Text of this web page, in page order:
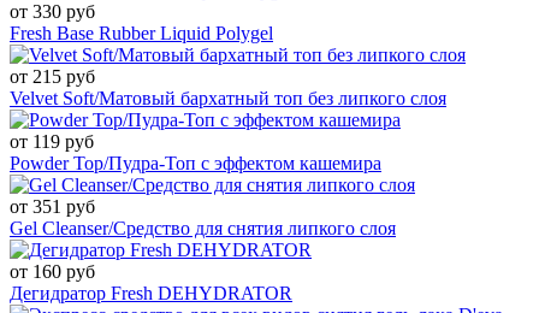
от 330 руб
Fresh Base Rubber Liquid Polygel
от 215 руб
Velvet Soft/Матовый бархатный топ без липкого слоя
от 119 руб
Powder Top/Пудра-Топ с эффектом кашемира
от 351 руб
Gel Cleanser/Средство для снятия липкого слоя
от 160 руб
Дегидратор Fresh DEHYDRATOR